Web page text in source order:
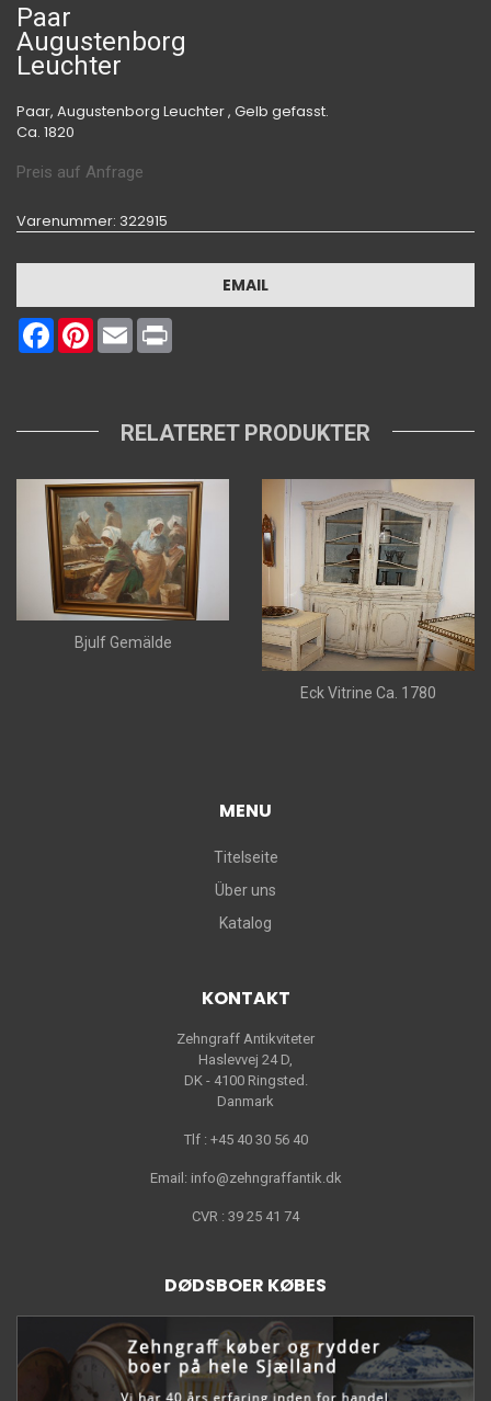
Paar
Augustenborg
Leuchter
Paar, Augustenborg Leuchter , Gelb gefasst.
Ca. 1820
Preis auf Anfrage
Varenummer: 322915
EMAIL
FacebookPinterestEmail
RELATERET PRODUKTER
Bjulf Gemälde
Eck Vitrine Ca. 1780
MENU
Titelseite
Über uns
Katalog
KONTAKT
Zehngraff Antikviteter
Haslevvej 24 D,
DK - 4100 Ringsted.
Danmark
Tlf : +45 40 30 56 40
Email: info@zehngraffantik.dk
CVR : 39 25 41 74
DØDSBOER KØBES